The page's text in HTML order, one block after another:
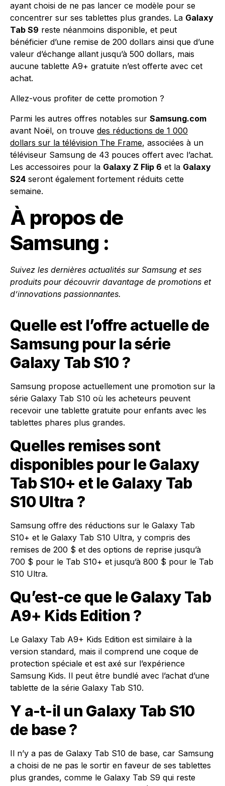
ayant choisi de ne pas lancer ce modèle pour se
concentrer sur ses tablettes plus grandes. La Galaxy
Tab S9 reste néanmoins disponible, et peut
bénéficier d’une remise de 200 dollars ainsi que d’une
valeur d’échange allant jusqu’à 500 dollars, mais
aucune tablette A9+ gratuite n’est offerte avec cet
achat.
Allez-vous profiter de cette promotion ?
Parmi les autres offres notables sur Samsung.com
avant Noël, on trouve des réductions de 1 000
dollars sur la télévision The Frame, associées à un
téléviseur Samsung de 43 pouces offert avec l’achat.
Les accessoires pour la Galaxy Z Flip 6 et la Galaxy
S24 seront également fortement réduits cette
semaine.
À propos de
Samsung :
Suivez les dernières actualités sur Samsung et ses
produits pour découvrir davantage de promotions et
d’innovations passionnantes.
Quelle est l’offre actuelle de
Samsung pour la série
Galaxy Tab S10 ?
Samsung propose actuellement une promotion sur la
série Galaxy Tab S10 où les acheteurs peuvent
recevoir une tablette gratuite pour enfants avec les
tablettes phares plus grandes.
Quelles remises sont
disponibles pour le Galaxy
Tab S10+ et le Galaxy Tab
S10 Ultra ?
Samsung offre des réductions sur le Galaxy Tab
S10+ et le Galaxy Tab S10 Ultra, y compris des
remises de 200 $ et des options de reprise jusqu’à
700 $ pour le Tab S10+ et jusqu’à 800 $ pour le Tab
S10 Ultra.
Qu’est-ce que le Galaxy Tab
A9+ Kids Edition ?
Le Galaxy Tab A9+ Kids Edition est similaire à la
version standard, mais il comprend une coque de
protection spéciale et est axé sur l’expérience
Samsung Kids. Il peut être bundlé avec l’achat d’une
tablette de la série Galaxy Tab S10.
Y a-t-il un Galaxy Tab S10
de base ?
Il n’y a pas de Galaxy Tab S10 de base, car Samsung
a choisi de ne pas le sortir en faveur de ses tablettes
plus grandes, comme le Galaxy Tab S9 qui reste